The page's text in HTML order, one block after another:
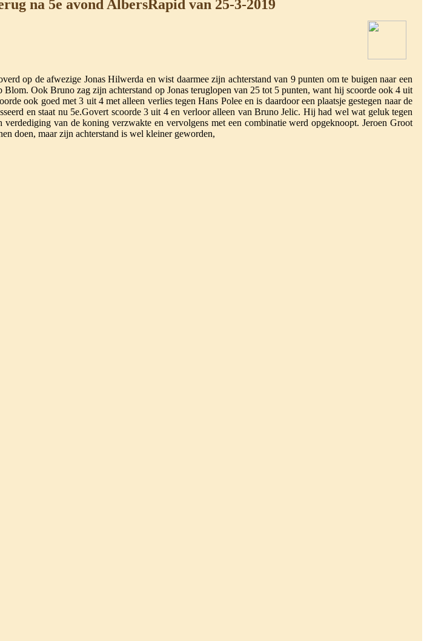
na 5e avond AlbersRapid van 25-3-2019
op de afwezige Jonas Hilwerda en wist daarmee zijn achterstand van 9 punten om te buigen naar een
Ook Bruno zag zijn achterstand op Jonas teruglopen van 25 tot 5 punten, want hij scoorde ook 4 uit
ook goed met 3 uit 4 met alleen verlies tegen Hans Polee en is daardoor een plaatsje gestegen naar de
en staat nu 5e.Govert scoorde 3 uit 4 en verloor alleen van Bruno Jelic. Hij had wel wat geluk tegen
van de koning verzwakte en vervolgens met een combinatie werd opgeknoopt. Jeroen Groot
doen, maar zijn achterstand is wel kleiner geworden,